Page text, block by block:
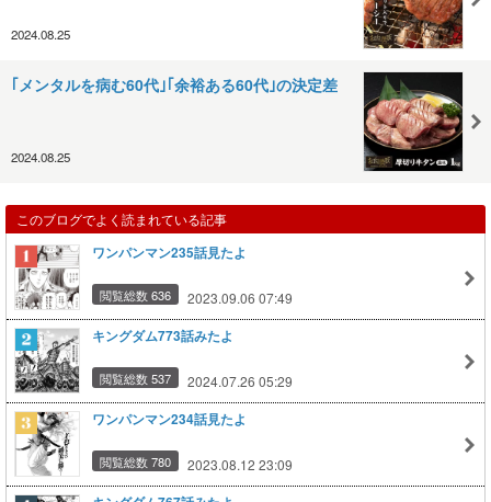
2024.08.25
｢メンタルを病む60代｣｢余裕ある60代｣の決定差
2024.08.25
このブログでよく読まれている記事
ワンパンマン235話見たよ
閲覧総数 636 2023.09.06 07:49
キングダム773話みたよ
閲覧総数 537 2024.07.26 05:29
ワンパンマン234話見たよ
閲覧総数 780 2023.08.12 23:09